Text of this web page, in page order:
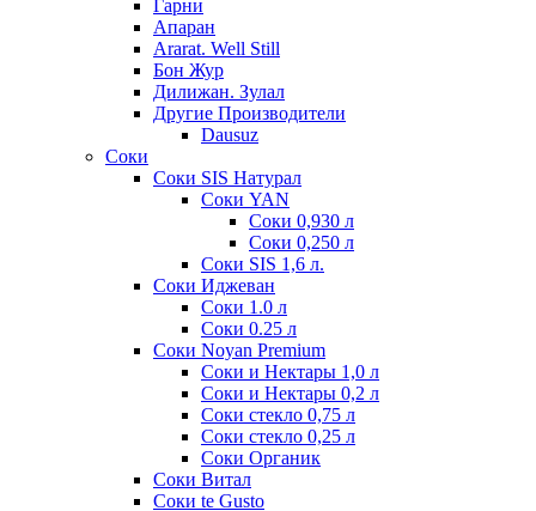
Гарни
Апаран
Ararat. Well Still
Бон Жур
Дилижан. Зулал
Другие Производители
Dausuz
Соки
Соки SIS Натурал
Соки YAN
Соки 0,930 л
Соки 0,250 л
Соки SIS 1,6 л.
Соки Иджеван
Соки 1.0 л
Соки 0.25 л
Соки Noyan Premium
Соки и Нектары 1,0 л
Соки и Нектары 0,2 л
Соки стекло 0,75 л
Соки стекло 0,25 л
Соки Органик
Соки Витал
Соки te Gusto